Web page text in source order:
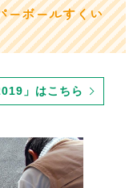
ーボールすくい
」はこちら